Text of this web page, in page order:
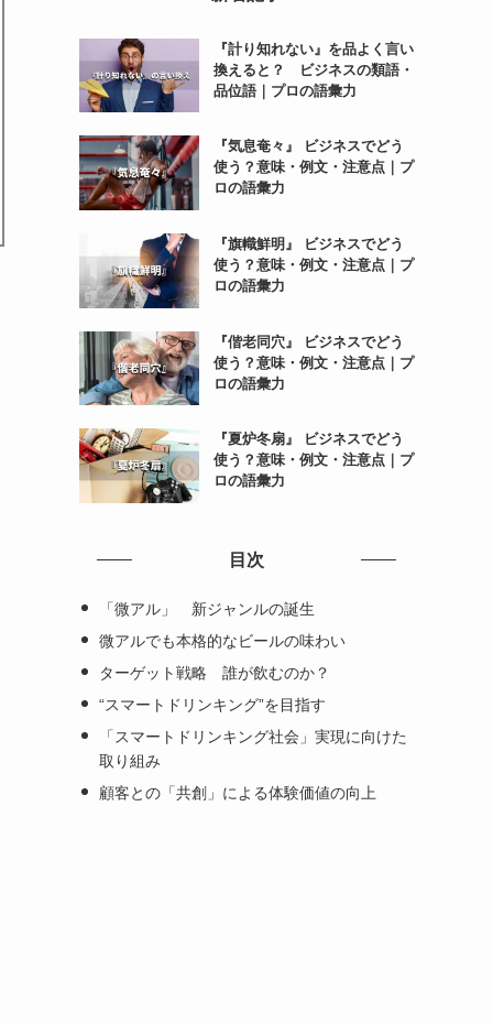
『計り知れない』を品よく言い
換えると？ ビジネスの類語・
品位語｜プロの語彙力
『気息奄々』 ビジネスでどう
使う？意味・例文・注意点｜プ
ロの語彙力
『旗幟鮮明』 ビジネスでどう
使う？意味・例文・注意点｜プ
ロの語彙力
『偕老同穴』 ビジネスでどう
使う？意味・例文・注意点｜プ
ロの語彙力
『夏炉冬扇』 ビジネスでどう
使う？意味・例文・注意点｜プ
ロの語彙力
目次
「微アル」 新ジャンルの誕生
微アルでも本格的なビールの味わい
ターゲット戦略 誰が飲むのか？
“スマートドリンキング”を目指す
「スマートドリンキング社会」実現に向けた
取り組み
顧客との「共創」による体験価値の向上